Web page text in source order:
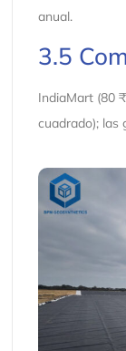
anual.
3.5
IndiaMart (80
cuadrado); las